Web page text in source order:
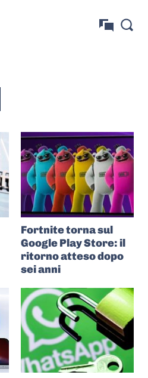
Fortnite torna sul
Google Play Store: il
ritorno atteso dopo
sei anni